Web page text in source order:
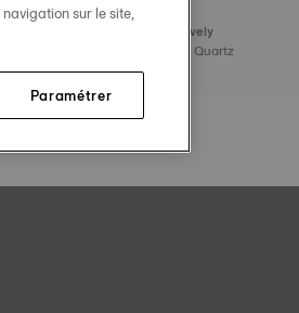
Tissot Lovely
20 mm • Quartz
345,00 €
sur le site,
Paramétrer